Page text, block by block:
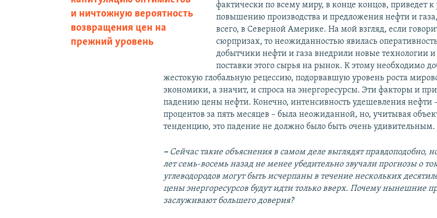
и ничтожную вероятность
возвращения цен на
прежний уровень
фактически по всему миру, в конце концов, приведет к
повышению производства и предложения нефти и
всего, в Северной Америке. На мой взгляд, если
сюрпризах, то неожиданностью явилась
добытчики нефти и газа внедрили новые технологии и
поставки этого сырья на рынок. К этому необходимо
жестокую глобальную рецессию, подорвавшую уровень роста
экономики, а значит, и спроса на энергоресурсы. Эти факторы и
падению цены нефти. Конечно, интенсивность удешевления нефти
процентов за пять месяцев – была неожиданной, но, учитывая
тенденцию, это падение не должно было быть очень удивительным.
– Сейчас такие объяснения в самом деле выглядят правдоподобно,
лет семь-восемь назад не менее убедительно звучали прогнозы о
углеводородов могут быть исчерпаны в течение нескольких
цены энергоресурсов будут идти только вверх. Почему нынешние
заслуживают большего доверия?